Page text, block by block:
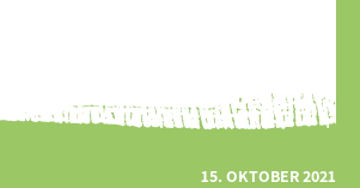
15. OKTOBER 2021